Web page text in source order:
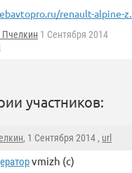
renault-alpine-z...
Пчелкин 1 Сентября 2014
участников:
, 1 Сентября 2014 , url
vmizh (с)